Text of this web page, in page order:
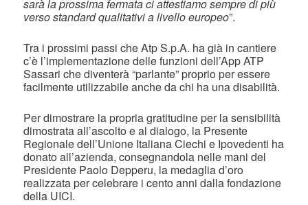
sarà la prossima fermata ci attestiamo sempre di più
verso standard qualitativi a livello europeo”.
Tra i prossimi passi che Atp S.p.A. ha già in cantiere
c’è l’implementazione delle funzioni dell’App ATP
Sassari che diventerà “parlante” proprio per essere
facilmente utilizzabile anche da chi ha una disabilità.
Per dimostrare la propria gratitudine per la sensibilità
dimostrata all’ascolto e al dialogo, la Presente
Regionale dell’Unione Italiana Ciechi e Ipovedenti ha
donato all’azienda, consegnandola nelle mani del
Presidente Paolo Depperu, la medaglia d’oro
realizzata per celebrare i cento anni dalla fondazione
della UICI.